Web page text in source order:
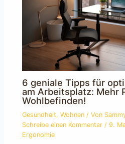
6 geniale Tipps für
am Arbeitsplatz: Mehr
Wohlbefinden!
Gesundheit,Wohnen / Von
Schreibe einen Kommentar /9.
Ergonomie